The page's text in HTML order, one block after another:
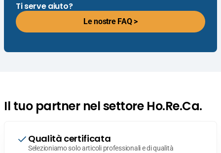
Ti serve aiuto?
Le nostre FAQ >
Il tuo partner nel settore Ho.Re.Ca.
Qualità certificata
Selezioniamo solo articoli professionali e di qualità